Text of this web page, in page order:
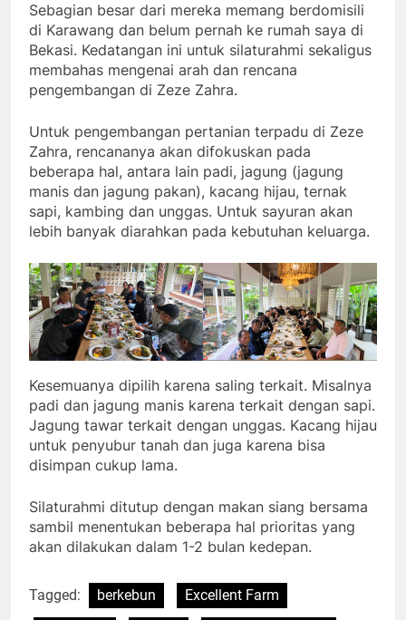
Sebagian besar dari mereka memang berdomisili
di Karawang dan belum pernah ke rumah saya di
Bekasi. Kedatangan ini untuk silaturahmi sekaligus
membahas mengenai arah dan rencana
pengembangan di Zeze Zahra.
Untuk pengembangan pertanian terpadu di Zeze
Zahra, rencananya akan difokuskan pada
beberapa hal, antara lain padi, jagung (jagung
manis dan jagung pakan), kacang hijau, ternak
sapi, kambing dan unggas. Untuk sayuran akan
lebih banyak diarahkan pada kebutuhan keluarga.
Kesemuanya dipilih karena saling terkait. Misalnya
padi dan jagung manis karena terkait dengan sapi.
Jagung tawar terkait dengan unggas. Kacang hijau
untuk penyubur tanah dan juga karena bisa
disimpan cukup lama.
Silaturahmi ditutup dengan makan siang bersama
sambil menentukan beberapa hal prioritas yang
akan dilakukan dalam 1-2 bulan kedepan.
Tagged: berkebun
Excellent Farm